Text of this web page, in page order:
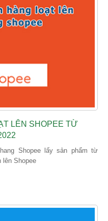
LÊN SHOPEE TỪ
Shopee lấy sản phẩm từ
lên Shopee